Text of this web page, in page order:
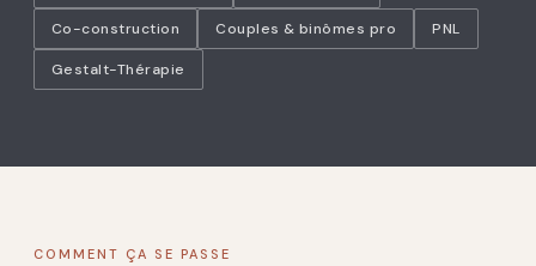
Co-construction Couples & binômes pro PNL
Gestalt-Thérapie
COMMENT ÇA SE PASSE